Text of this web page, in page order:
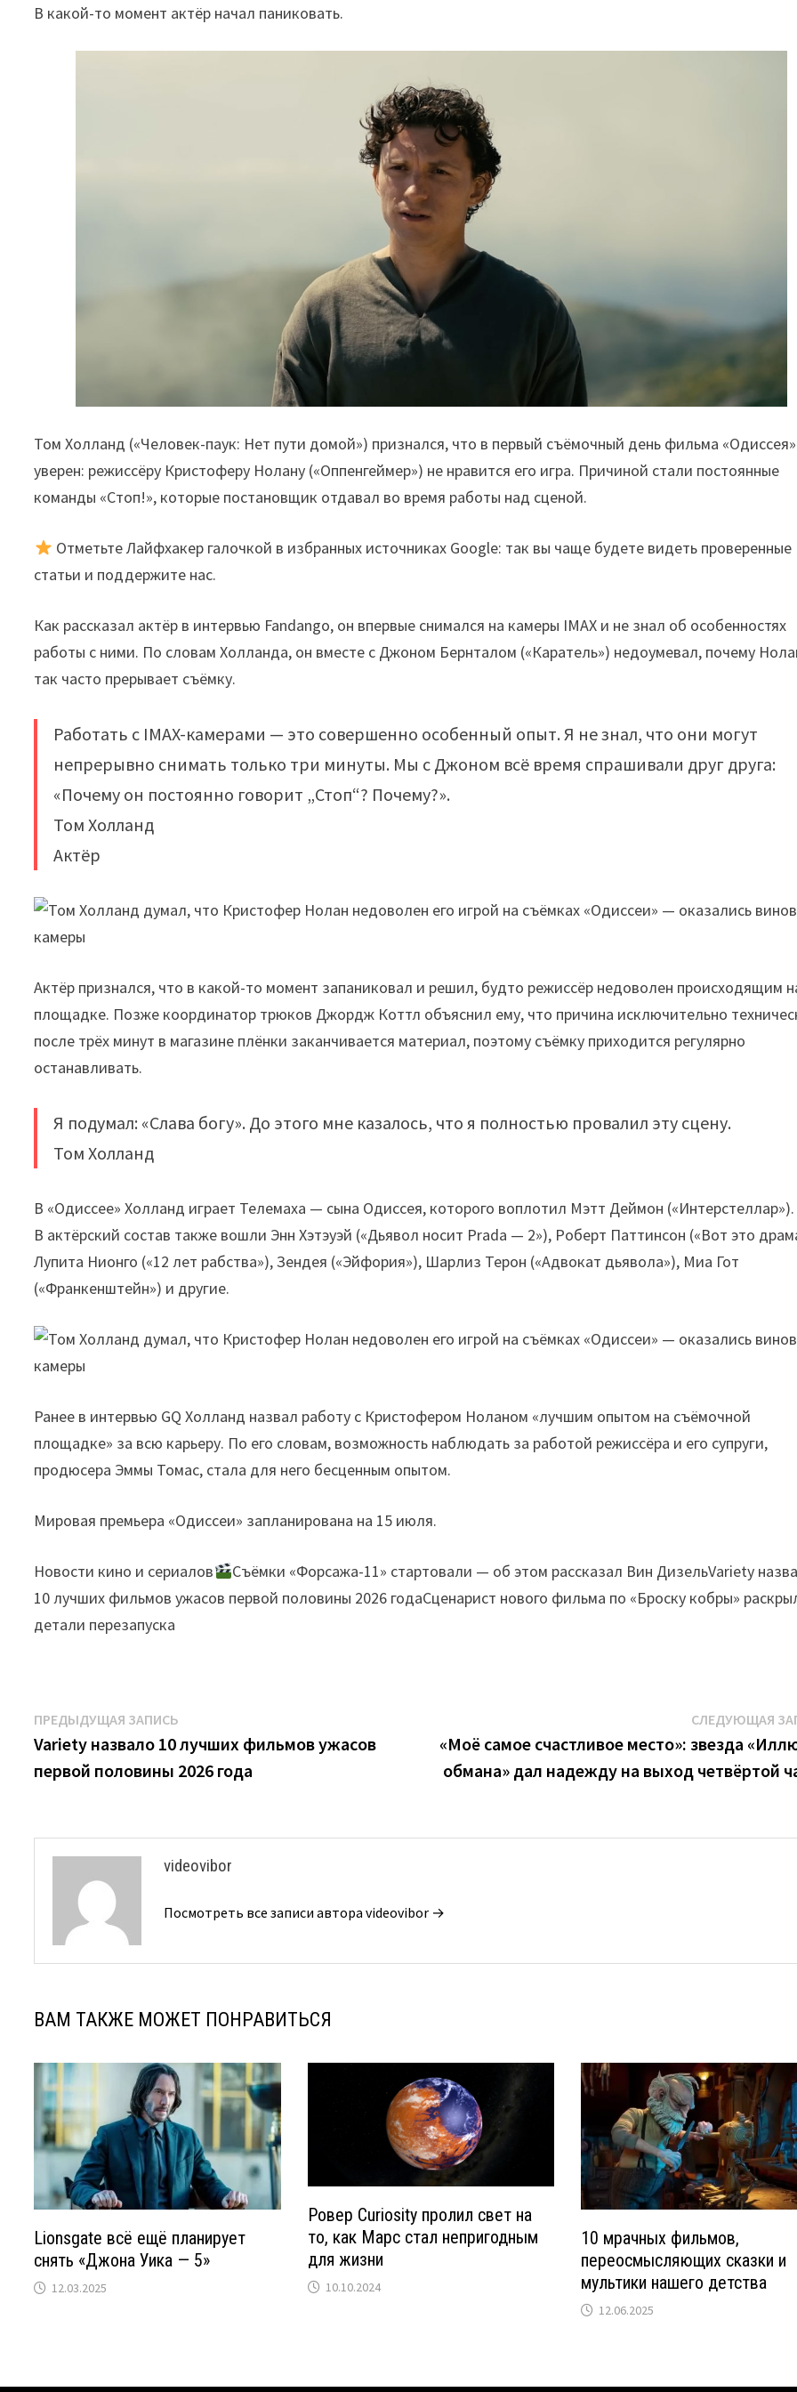
В какой-то момент актёр начал паниковать.
Том Холланд («Человек-паук: Нет пути домой») признался, что в первый съёмочный день фильма
уверен: режиссёру Кристоферу Нолану («Оппенгеймер») не нравится его игра. Причиной стали постоянные
команды «Стоп!», которые постановщик отдавал во время работы над сценой.
Отметьте Лайфхакер галочкой в избранных источниках Google: так вы чаще будете видеть проверенные
статьи и поддержите нас.
Как рассказал актёр в интервью Fandango, он впервые снимался на камеры IMAX и не знал об особенностях
работы с ними. По словам Холланда, он вместе с Джоном Бернталом («Каратель») недоумевал, почему
так часто прерывает съёмку.
Работать с IMAX-камерами — это совершенно особенный опыт. Я не знал, что они могут
непрерывно снимать только три минуты. Мы с Джоном всё время спрашивали друг друга:
«Почему он постоянно говорит „Стоп“? Почему?».
Том Холланд
Актёр
Актёр признался, что в какой-то момент запаниковал и решил, будто режиссёр недоволен происходящим
площадке. Позже координатор трюков Джордж Коттл объяснил ему, что причина исключительно
после трёх минут в магазине плёнки заканчивается материал, поэтому съёмку приходится регулярно
останавливать.
Я подумал: «Слава богу». До этого мне казалось, что я полностью провалил эту сцену.
Том Холланд
В «Одиссее» Холланд играет Телемаха — сына Одиссея, которого воплотил Мэтт Деймон («Интерстеллар»).
В актёрский состав также вошли Энн Хэтэуэй («Дьявол носит Prada — 2»), Роберт Паттинсон («Вот это
Лупита Нионго («12 лет рабства»), Зендея («Эйфория»), Шарлиз Терон («Адвокат дьявола»), Миа Гот
(«Франкенштейн») и другие.
Ранее в интервью GQ Холланд назвал работу с Кристофером Ноланом «лучшим опытом на съёмочной
площадке» за всю карьеру. По его словам, возможность наблюдать за работой режиссёра и его супруги,
продюсера Эммы Томас, стала для него бесценным опытом.
Мировая премьера «Одиссеи» запланирована на 15 июля.
Новости кино и сериалов
Съёмки «Форсажа-11» стартовали — об этом рассказал Вин ДизельVariety
10 лучших фильмов ужасов первой половины 2026 годаСценарист нового фильма по «Броску кобры»
детали перезапуска
Навигация
по
записям
ПРЕДЫДУЩАЯ ЗАПИСЬ
запись:
Variety назвало 10 лучших фильмов ужасов
первой половины 2026 года
СЛЕДУЮЩАЯ
«Моё самое счастливое место»: звезда
обмана» дал надежду на выход четвёртой
videovibor
Посмотреть все записи автора videovibor →
ВАМ ТАКЖЕ МОЖЕТ ПОНРАВИТЬСЯ
Lionsgate всё ещё планирует
снять «Джона Уика — 5»
12.03.2025
Ровер Curiosity пролил свет на
то, как Марс стал непригодным
для жизни
10.10.2024
10 мрачных фильмов,
переосмысляющих сказки и
мультики нашего детства
12.06.2025